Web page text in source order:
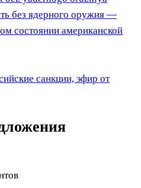
без ядерного оружия —
состоянии американской
санкции, эфир от